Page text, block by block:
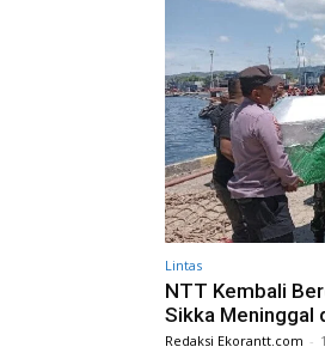
Lintas
NTT Kembali
Sikka Meninggal
Redaksi Ekorantt.com -